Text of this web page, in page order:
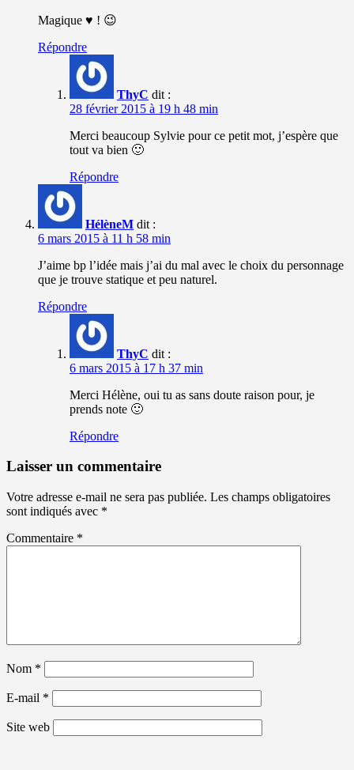
Magique ♥ ! 😉
Répondre
ThyC dit :
28 février 2015 à 19 h 48 min
Merci beaucoup Sylvie pour ce petit mot, j’espère que
tout va bien 🙂
Répondre
HélèneM dit :
6 mars 2015 à 11 h 58 min
J’aime bp l’idée mais j’ai du mal avec le choix du personnage
que je trouve statique et peu naturel.
Répondre
ThyC dit :
6 mars 2015 à 17 h 37 min
Merci Hélène, oui tu as sans doute raison pour, je
prends note 🙂
Répondre
Laisser un commentaire
Votre adresse e-mail ne sera pas publiée. Les champs obligatoires
sont indiqués avec *
Commentaire *
Nom *
E-mail *
Site web